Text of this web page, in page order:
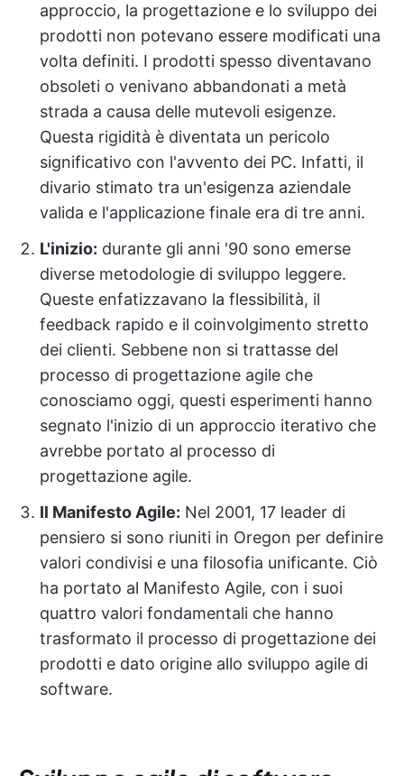
approccio, la progettazione e lo sviluppo dei
prodotti non potevano essere modificati una
volta definiti. I prodotti spesso diventavano
obsoleti o venivano abbandonati a metà
strada a causa delle mutevoli esigenze.
Questa rigidità è diventata un pericolo
significativo con l'avvento dei PC. Infatti, il
divario stimato tra un'esigenza aziendale
valida e l'applicazione finale era di tre anni.
L'inizio: durante gli anni '90 sono emerse
diverse metodologie di sviluppo leggere.
Queste enfatizzavano la flessibilità, il
feedback rapido e il coinvolgimento stretto
dei clienti. Sebbene non si trattasse del
processo di progettazione agile che
conosciamo oggi, questi esperimenti hanno
segnato l'inizio di un approccio iterativo che
avrebbe portato al processo di
progettazione agile.
Il Manifesto Agile: Nel 2001, 17 leader di
pensiero si sono riuniti in Oregon per definire
valori condivisi e una filosofia unificante. Ciò
ha portato al Manifesto Agile, con i suoi
quattro valori fondamentali che hanno
trasformato il processo di progettazione dei
prodotti e dato origine allo sviluppo agile di
software.